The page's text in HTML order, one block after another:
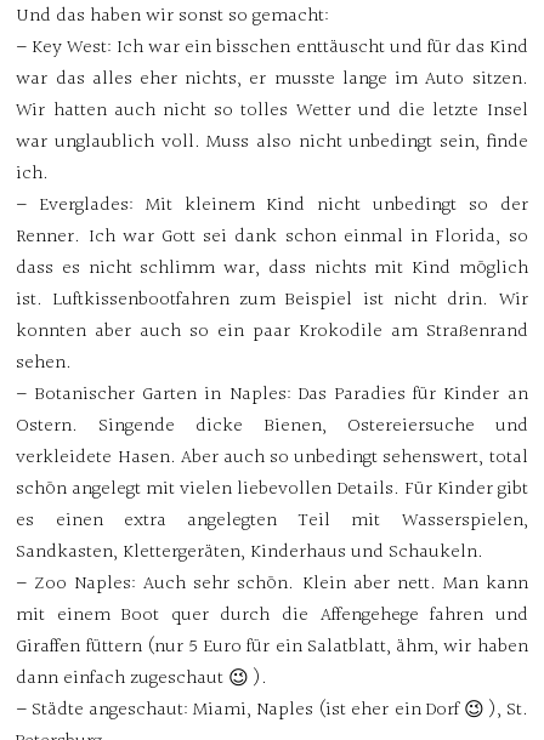
Und das haben wir sonst so gemacht:
– Key West: Ich war ein bisschen enttäuscht und für das Kind
war das alles eher nichts, er musste lange im Auto sitzen.
Wir hatten auch nicht so tolles Wetter und die letzte Insel
war unglaublich voll. Muss also nicht unbedingt sein, finde
ich.
– Everglades: Mit kleinem Kind nicht unbedingt so der
Renner. Ich war Gott sei dank schon einmal in Florida, so
dass es nicht schlimm war, dass nichts mit Kind möglich
ist. Luftkissenbootfahren zum Beispiel ist nicht drin. Wir
konnten aber auch so ein paar Krokodile am Straßenrand
sehen.
– Botanischer Garten in Naples: Das Paradies für Kinder an
Ostern. Singende dicke Bienen, Ostereiersuche und
verkleidete Hasen. Aber auch so unbedingt sehenswert, total
schön angelegt mit vielen liebevollen Details. Für Kinder gibt
es einen extra angelegten Teil mit Wasserspielen,
Sandkasten, Klettergeräten, Kinderhaus und Schaukeln.
– Zoo Naples: Auch sehr schön. Klein aber nett. Man kann
mit einem Boot quer durch die Affengehege fahren und
Giraffen füttern (nur 5 Euro für ein Salatblatt, ähm, wir haben
dann einfach zugeschaut 😉 ).
– Städte angeschaut: Miami, Naples (ist eher ein Dorf 😉 ), St.